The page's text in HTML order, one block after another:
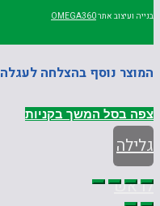
בנייה ועיצוב אתרOMEGA360
המוצר נוסף בהצלחה לעגלה
צפה בסל המשך בקניות
גלילה
לראש